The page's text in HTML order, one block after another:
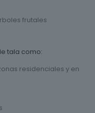
frutales
tala como:
residenciales y en